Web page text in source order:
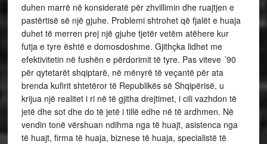
duhen marrë në konsideratë për zhvillimin dhe ruajtjen e
pastërtisë së një gjuhe. Problemi shtrohet që fjalët e huaja
duhet të merren prej një gjuhe tjetër vetëm atëhere kur
futja e tyre është e domosdoshme. Gjithçka lidhet me
efektivitetin në fushën e përdorimit të tyre. Pas viteve ´90
për qytetarët shqiptarë, në mënyrë të veçantë për ata
brenda kufirit shtetëror të Republikës së Shqipërisë, u
krijua një realitet i ri në të gjitha drejtimet, i cili vazhdon të
jetë dhe sot dhe do të jetë i tillë edhe në të ardhmen. Në
vendin tonë vërshuan ndihma nga të huajt, asistenca nga
të huajt, firma të huaja, biznese të huaja, specialistë të